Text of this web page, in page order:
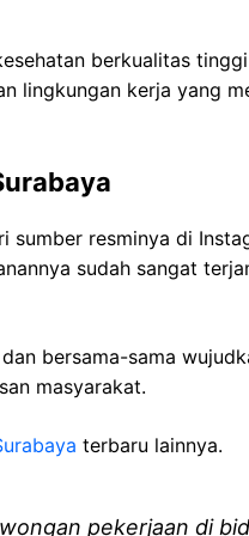
berkualitas
lingkungan kerja yang
sumber resminya di
sudah sangat
bersama-sama
masyarakat.
terbaru lainnya.
pekerjaan di